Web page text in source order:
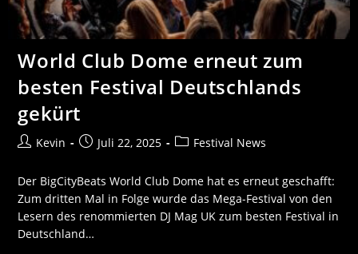
World Club Dome erneut zum
besten Festival Deutschlands
gekürt
Kevin Juli 22, 2025 Festival News
Der BigCityBeats World Club Dome hat es erneut geschafft:
Zum dritten Mal in Folge wurde das Mega-Festival von den
Lesern des renommierten DJ Mag UK zum besten Festival in
Deutschland…